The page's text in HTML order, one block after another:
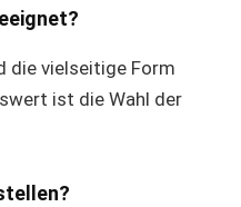
die vielseitige Form
ist die Wahl der